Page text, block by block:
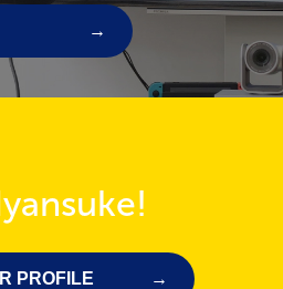
PROFILE